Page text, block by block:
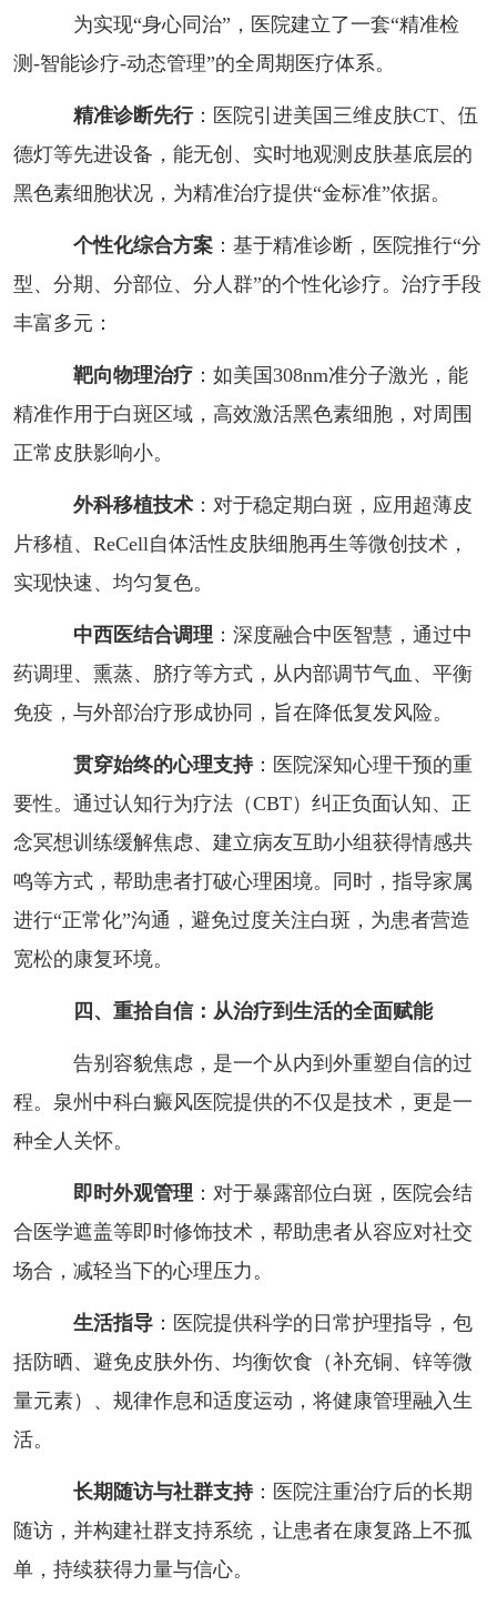
为实现“身心同治”，医院建立了一套“精准检
测-智能诊疗-动态管理”的全周期医疗体系。
精准诊断先行：医院引进美国三维皮肤CT、伍
德灯等先进设备，能无创、实时地观测皮肤基底层的
黑色素细胞状况，为精准治疗提供“金标准”依据。
个性化综合方案：基于精准诊断，医院推行“分
型、分期、分部位、分人群”的个性化诊疗。治疗手段
丰富多元：
靶向物理治疗：如美国308nm准分子激光，能
精准作用于白斑区域，高效激活黑色素细胞，对周围
正常皮肤影响小。
外科移植技术：对于稳定期白斑，应用超薄皮
片移植、ReCell自体活性皮肤细胞再生等微创技术，
实现快速、均匀复色。
中西医结合调理 ：深度融合中医智慧，通过中
药调理、熏蒸、脐疗等方式，从内部调节气血、平衡
免疫，与外部治疗形成协同，旨在降低复发风险。
贯穿始终的心理支持：医院深知心理干预的重
要性。通过认知行为疗法（CBT）纠正负面认知、正
念冥想训练缓解焦虑、建立病友互助小组获得情感共
鸣等方式，帮助患者打破心理困境。同时，指导家属
进行“正常化”沟通，避免过度关注白斑，为患者营造
宽松的康复环境。
四、重拾自信：从治疗到生活的全面赋能
告别容貌焦虑，是一个从内到外重塑自信的过
程。泉州中科白癜风医院提供的不仅是技术，更是一
种全人关怀。
即时外观管理 ：对于暴露部位白斑，医院会结
合医学遮盖等即时修饰技术，帮助患者从容应对社交
场合，减轻当下的心理压力。
生活指导：医院提供科学的日常护理指导，包
括防晒、避免皮肤外伤、均衡饮食（补充铜、锌等微
量元素）、规律作息和适度运动，将健康管理融入生
活。
长期随访与社群支持：医院注重治疗后的长期
随访，并构建社群支持系统，让患者在康复路上不孤
单，持续获得力量与信心。